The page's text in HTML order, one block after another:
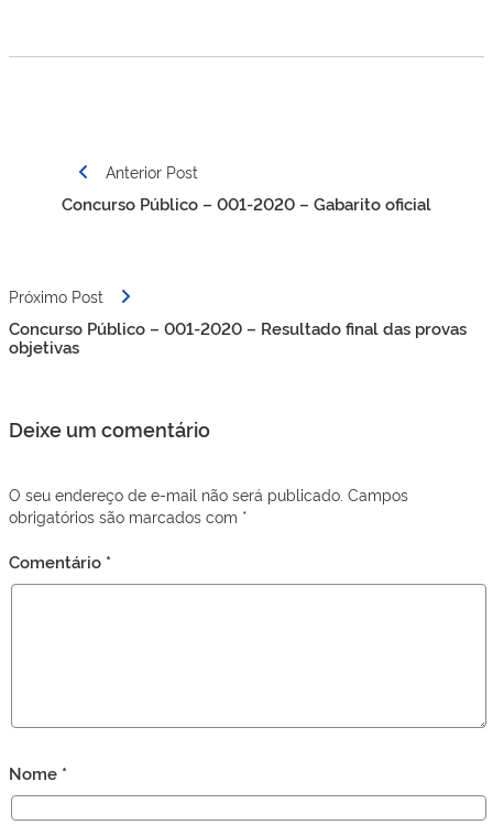
NavegaçãoAnterior Post
Concurso Público – 001-2020 – Gabarito oficial
Próximo Post
Concurso Público – 001-2020 – Resultado final das provas
objetivas
Deixe um comentário
O seu endereço de e-mail não será publicado. Campos
obrigatórios são marcados com *
Comentário *
Nome *